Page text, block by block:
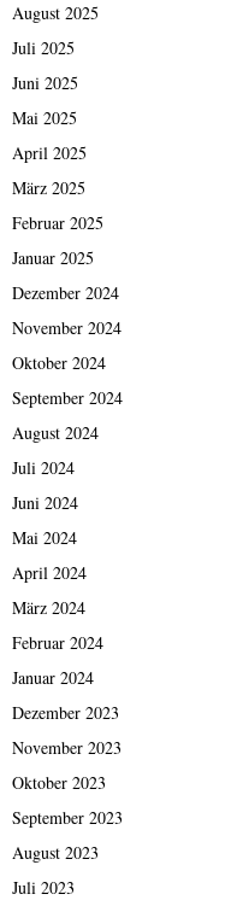
August 2025
Juli 2025
Juni 2025
Mai 2025
April 2025
März 2025
Februar 2025
Januar 2025
Dezember 2024
November 2024
Oktober 2024
September 2024
August 2024
Juli 2024
Juni 2024
Mai 2024
April 2024
März 2024
Februar 2024
Januar 2024
Dezember 2023
November 2023
Oktober 2023
September 2023
August 2023
Juli 2023